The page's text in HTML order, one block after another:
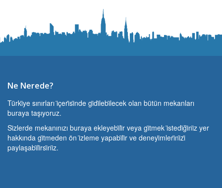
Ne Nerede?
Türki̇ye sınırları i̇çeri̇si̇nde gi̇di̇lebi̇lecek olan bütün mekanları
buraya taşıyoruz.
Si̇zlerde mekanınızı buraya ekleyebi̇li̇r veya gi̇tmek i̇stedi̇ği̇ni̇z yer
hakkında gi̇tmeden ön i̇zleme yapabi̇li̇r ve deneyi̇mleri̇ni̇zi̇
paylaşabi̇li̇rsi̇ni̇z.